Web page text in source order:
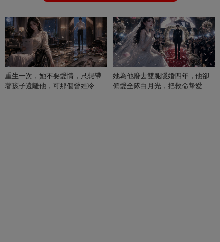
重生一次，她不要愛情，只想帶
著孩子遠離他，可那個曾經冷漠
她為他廢去雙腿隱婚四年，他卻
偏愛全隊白月光，把救命摯愛當